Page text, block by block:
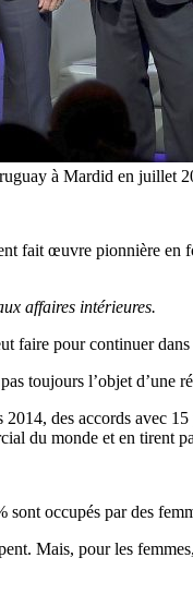
à Mardid en juillet
fait œuvre pionnière en
affaires intérieures.
faire pour continuer
toujours l’objet d’une
des accords avec
du monde et en tirent
occupés par des
Mais, pour les